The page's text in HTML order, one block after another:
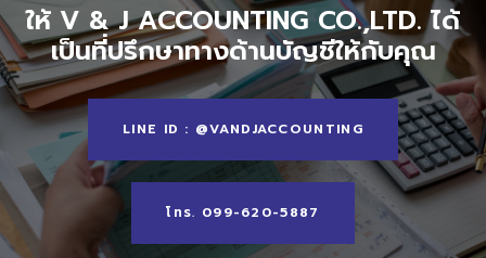
ให้ V & J ACCOUNTING CO.,LTD. ได้
เป็นที่ปรึกษาทางด้านบัญชีให้กับคุณ
LINE ID : @VANDJACCOUNTING
โทร. 099-620-5887